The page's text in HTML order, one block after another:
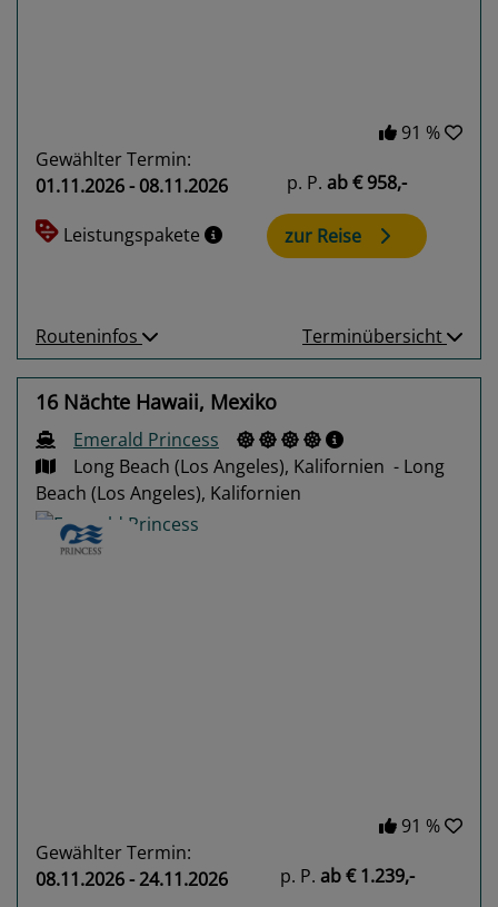
91 %
Gewählter Termin:
01.11.2026 - 08.11.2026
Leistungspakete
p. P. ab€ 958,-
zur Reise
Routeninfos Terminübersicht
16 Nächte Hawaii, Mexiko
Emerald Princess
Long Beach (Los Angeles), Kalifornien - Long
Beach (Los Angeles), Kalifornien
91 %
Gewählter Termin:
08.11.2026 - 24.11.2026
p. P. ab€ 1.239,-